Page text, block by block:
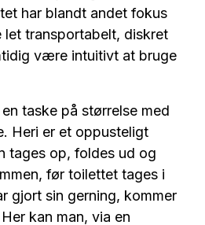
har blandt andet fokus
transportabelt, diskret
være intuitivt at bruge
taske på størrelse med
Heri er et oppusteligt
tages op, foldes ud og
før toilettet tages i
gjort sin gerning, kommer
kan man, via en